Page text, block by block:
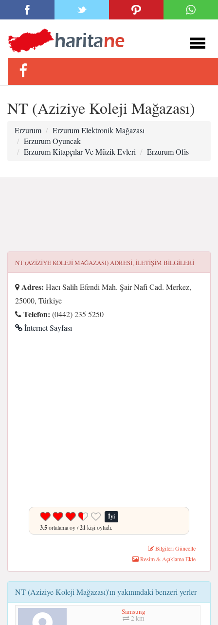
NT (Aziziye Koleji Mağazası)
Erzurum
Erzurum Elektronik Mağazası
Erzurum Oyuncak
Erzurum Kitapçılar Ve Müzik Evleri
Erzurum Ofis
NT (AZIZIYE KOLEJI MAĞAZASI)ADRESI, ILETIŞIM BILGILERI
Adres: Hacı Salih Efendi Mah. Şair Nafi Cad. Merkez,
25000, Türkiye
Telefon: (0442) 235 5250
İnternet Sayfası
İyi
3.5ortalama oy /21 kişi oyladı.
Bilgileri Güncelle
Resim & Açıklama Ekle
NT (Aziziye Koleji Mağazası)'ın yakınındaki benzeri yerler
Samsung
2 km